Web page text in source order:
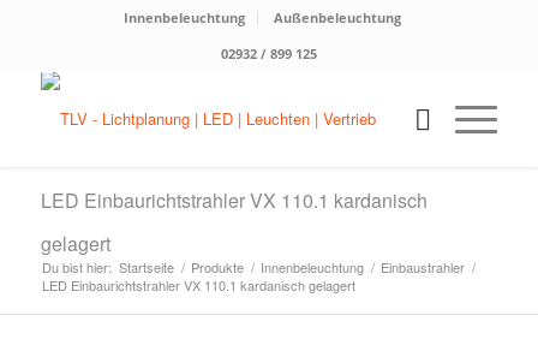
Innenbeleuchtung
Außenbeleuchtung
02932 / 899 125
LED Einbaurichtstrahler VX 110.1 kardanisch
gelagert
Du bist hier: Startseite / Produkte / Innenbeleuchtung / Einbaustrahler /
LED Einbaurichtstrahler VX 110.1 kardanisch gelagert